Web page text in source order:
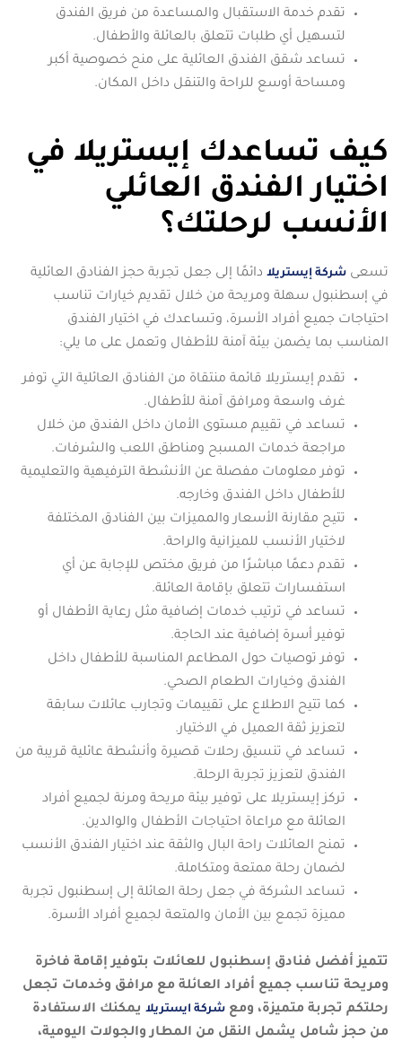
تقدم خدمة الاستقبال والمساعدة من فريق الفندق
لتسهيل أي طلبات تتعلق بالعائلة والأطفال.
تساعد شقق الفندق العائلية على منح خصوصية أكبر
ومساحة أوسع للراحة والتنقل داخل المكان.
كيف تساعدك إيستريلا في
اختيار الفندق العائلي
الأنسب لرحلتك؟
تسعى شركة إيستريلا دائمًا إلى جعل تجربة حجز الفنادق العائلية
في إسطنبول سهلة ومريحة من خلال تقديم خيارات تناسب
احتياجات جميع أفراد الأسرة، وتساعدك في اختيار الفندق
المناسب بما يضمن بيئة آمنة للأطفال وتعمل على ما يلي:
تقدم إيستريلا قائمة منتقاة من الفنادق العائلية التي توفر
غرف واسعة ومرافق آمنة للأطفال.
تساعد في تقييم مستوى الأمان داخل الفندق من خلال
مراجعة خدمات المسبح ومناطق اللعب والشرفات.
توفر معلومات مفصلة عن الأنشطة الترفيهية والتعليمية
للأطفال داخل الفندق وخارجه.
تتيح مقارنة الأسعار والمميزات بين الفنادق المختلفة
لاختيار الأنسب للميزانية والراحة.
تقدم دعمًا مباشرًا من فريق مختص للإجابة عن أي
استفسارات تتعلق بإقامة العائلة.
تساعد في ترتيب خدمات إضافية مثل رعاية الأطفال أو
توفير أسرة إضافية عند الحاجة.
توفر توصيات حول المطاعم المناسبة للأطفال داخل
الفندق وخيارات الطعام الصحي.
كما تتيح الاطلاع على تقييمات وتجارب عائلات سابقة
لتعزيز ثقة العميل في الاختيار.
تساعد في تنسيق رحلات قصيرة وأنشطة عائلية قريبة من
الفندق لتعزيز تجربة الرحلة.
تركز إيستريلا على توفير بيئة مريحة ومرنة لجميع أفراد
العائلة مع مراعاة احتياجات الأطفال والوالدين.
تمنح العائلات راحة البال والثقة عند اختيار الفندق الأنسب
لضمان رحلة ممتعة ومتكاملة.
تساعد الشركة في جعل رحلة العائلة إلى إسطنبول تجربة
مميزة تجمع بين الأمان والمتعة لجميع أفراد الأسرة.
تتميز أفضل فنادق إسطنبول للعائلات بتوفير إقامة فاخرة
ومريحة تناسب جميع أفراد العائلة مع مرافق وخدمات تجعل
رحلتكم تجربة متميزة، ومع شركة ايستريلا يمكنك الاستفادة
من حجز شامل يشمل النقل من المطار والجولات اليومية،